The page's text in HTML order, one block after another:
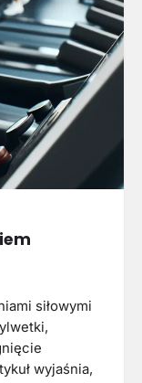
siłowymi
wyjaśnia,